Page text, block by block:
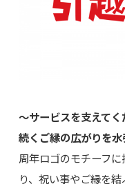
～サービスを支えて
続くご縁の広がりを
周年ロゴのモチーフ
り、祝い事やご縁を